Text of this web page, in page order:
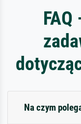
Na czym